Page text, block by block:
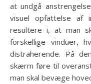
at undgå
visuel opfattelse af
resultere i, at man
forskellige vinduer,
distraherende. På
skærm føre til
man skal bevæge